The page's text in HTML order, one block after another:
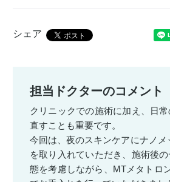
シェア
担当ドクターのコメント
クリニックでの施術に加え、日
直すことも重要です。
今回は、夜のスキンケアにナノメ
を取り入れていただき、施術後
態を考慮しながら、MTメタトロ